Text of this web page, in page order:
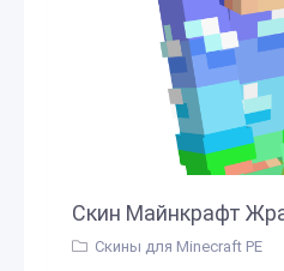
Скин Майнкрафт
Скины для Minecraft PE